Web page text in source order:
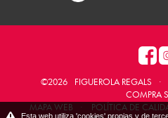
Esta web utiliza 'cookies' propias y de
©2026 FIGUEROLA REGALS ·
COMPRA
MAPA WEB
· POLÍTICA DE